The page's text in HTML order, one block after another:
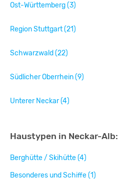
Ost-Württemberg (3)
Region Stuttgart (21)
Schwarzwald (22)
Südlicher Oberrhein (9)
Unterer Neckar (4)
Haustypen in Neckar-Alb:
Berghütte / Skihütte (4)
Besonderes und Schiffe (1)